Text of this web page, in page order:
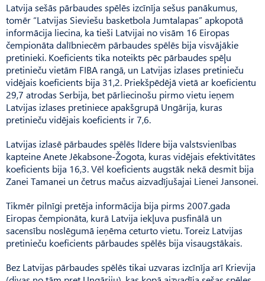
Latvija sešās pārbaudes spēlēs izcīnīja sešus panākumus,
tomēr “Latvijas Sieviešu basketbola Jumtalapas” apkopotā
informācija liecina, ka tieši Latvijai no visām 16 Eiropas
čempionāta dalībniecēm pārbaudes spēlēs bija visvājākie
pretinieki. Koeficients tika noteikts pēc pārbaudes spēļu
pretinieču vietām FIBA rangā, un Latvijas izlases pretinieču
vidējais koeficients bija 31,2. Priekšpēdējā vietā ar koeficientu
29,7 atrodas Serbija, bet pārliecinošu pirmo vietu ieņem
Latvijas izlases pretiniece apakšgrupā Ungārija, kuras
pretinieču vidējais koeficients ir 7,6.
Latvijas izlasē pārbaudes spēlēs līdere bija valstsvienības
kapteine Anete Jēkabsone-Žogota, kuras vidējais efektivitātes
koeficients bija 16,3. Vēl koeficients augstāk nekā desmit bija
Zanei Tamanei un četrus mačus aizvadījušajai Lienei Jansonei.
Tikmēr pilnīgi pretēja informācija bija pirms 2007.gada
Eiropas čempionāta, kurā Latvija iekļuva pusfinālā un
sacensību noslēgumā ieņēma ceturto vietu. Toreiz Latvijas
pretinieču koeficients pārbaudes spēlēs bija visaugstākais.
Bez Latvijas pārbaudes spēlēs tikai uzvaras izcīnīja arī Krievija